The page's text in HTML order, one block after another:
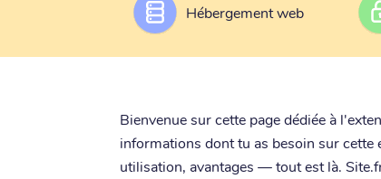
Hébergement web
Bienvenue sur cette page dédiée à
informations dont tu as besoin sur cette
utilisation, avantages — tout est là.